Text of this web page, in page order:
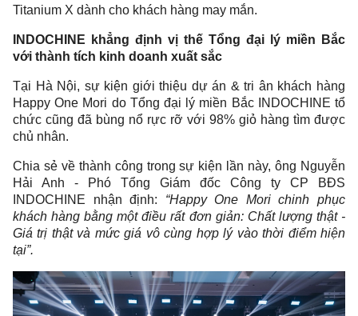
Titanium X dành cho khách hàng may mắn.
INDOCHINE khẳng định vị thế Tổng đại lý miền Bắc
với thành tích kinh doanh xuất sắc
Tại Hà Nội, sự kiện giới thiệu dự án & tri ân khách hàng
Happy One Mori do Tổng đại lý miền Bắc INDOCHINE tổ
chức cũng đã bùng nổ rực rỡ với 98% giỏ hàng tìm được
chủ nhân.
Chia sẻ về thành công trong sự kiện lần này, ông Nguyễn
Hải Anh - Phó Tổng Giám đốc Công ty CP BĐS
INDOCHINE nhận định: “Happy One Mori chinh phục
khách hàng bằng một điều rất đơn giản: Chất lượng thật -
Giá trị thật và mức giá vô cùng hợp lý vào thời điểm hiện
tại”.